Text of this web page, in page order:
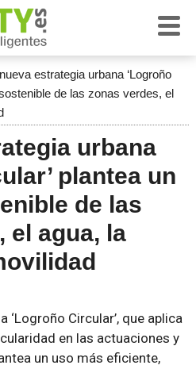
estrategia urbana ‘Logroño
de las zonas verdes, el
urbana
plantea un
de las
el agua, la
‘Logroño Circular’, que aplica
en las actuaciones y
un uso más eficiente,